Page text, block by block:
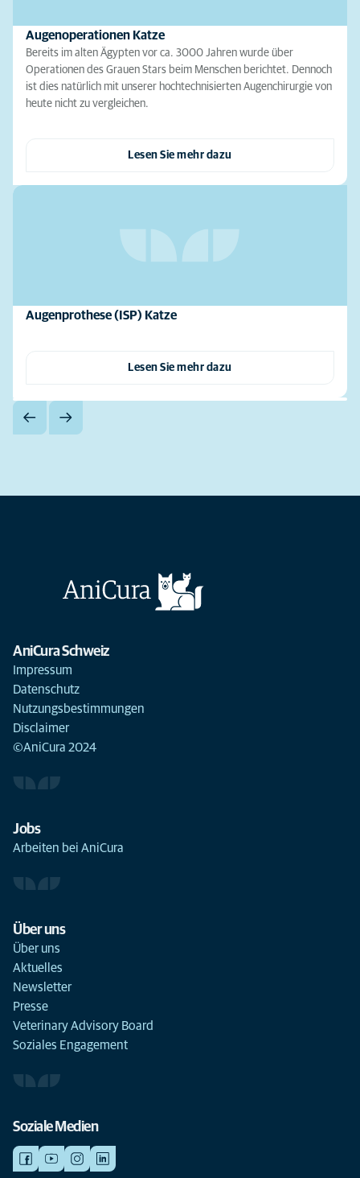
Augenoperationen Katze
Bereits im alten Ägypten vor ca. 3000 Jahren wurde über
Operationen des Grauen Stars beim Menschen berichtet. Dennoch
ist dies natürlich mit unserer hochtechnisierten Augenchirurgie von
heute nicht zu vergleichen.
Lesen Sie mehr dazu
Augenprothese (ISP) Katze
Lesen Sie mehr dazu
AniCura Schweiz
Impressum
Datenschutz
Nutzungsbestimmungen
Disclaimer
©AniCura 2024
Jobs
Arbeiten bei AniCura
Über uns
Über uns
Aktuelles
Newsletter
Presse
Veterinary Advisory Board
Soziales Engagement
Soziale Medien